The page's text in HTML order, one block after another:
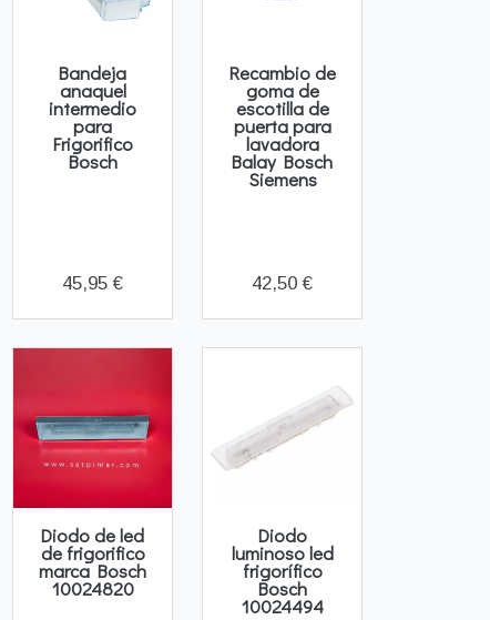
Bandeja
anaquel
intermedio
para
Frigorifico
Bosch
45,95 €
Recambio de
goma de
escotilla de
puerta para
lavadora
Balay Bosch
Siemens
42,50 €
Diodo de led
de frigorifico
marca Bosch
10024820
Diodo
luminoso led
frigorífico
Bosch
10024494